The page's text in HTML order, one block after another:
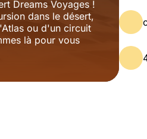
Dreams Voyages !
dans le désert,
ou d'un circuit
là pour vous